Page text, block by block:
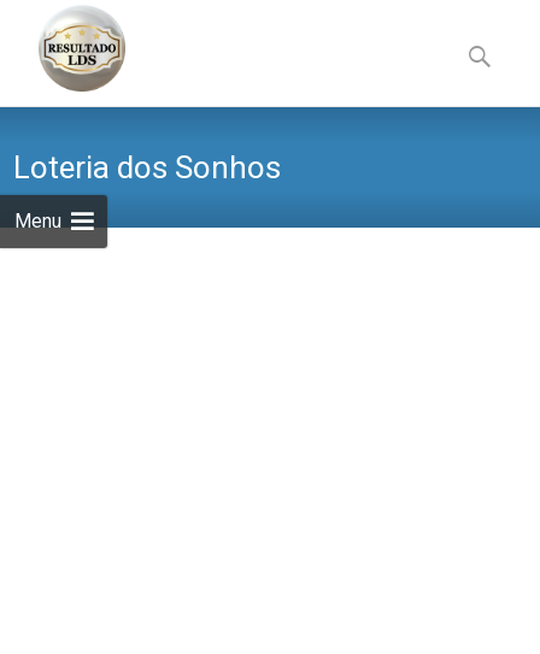
Menu
to
content
por:
Loteria dos Sonhos